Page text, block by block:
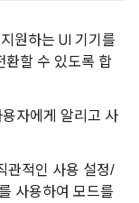
원하는 UI 기기를
환할 수 있도록 합
자에게 알리고 사
관적인 사용 설정/
사용하여 모드를